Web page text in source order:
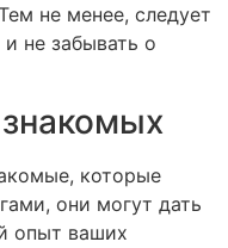
не менее, следует
не забывать о
которые
они могут дать
опыт ваших